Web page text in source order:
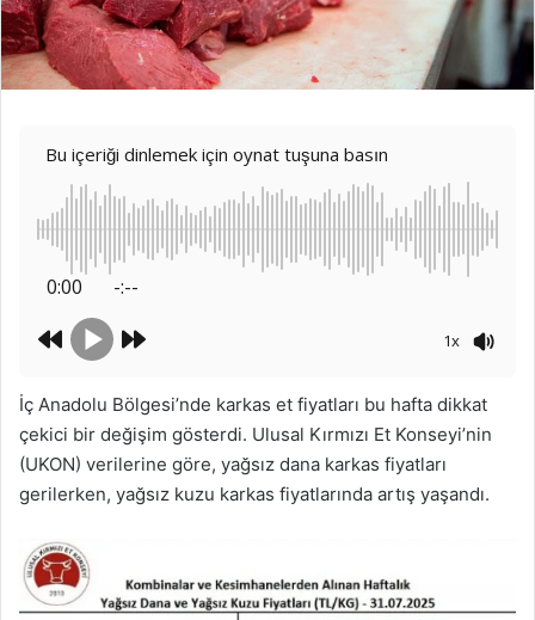
Bu içeriği dinlemek için oynat tuşuna basın
0:00 -:--
1x
İç Anadolu Bölgesi’nde karkas et fiyatları bu hafta dikkat
çekici bir değişim gösterdi. Ulusal Kırmızı Et Konseyi’nin
(UKON) verilerine göre, yağsız dana karkas fiyatları
gerilerken, yağsız kuzu karkas fiyatlarında artış yaşandı.